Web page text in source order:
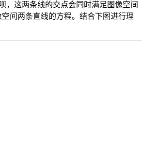
，这两条线的交点会同时满足图像空间
间两条直线的方程。结合下图进行理